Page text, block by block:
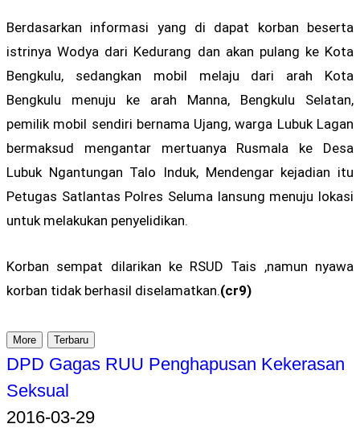
Berdasarkan informasi yang di dapat korban beserta
istrinya Wodya dari Kedurang dan akan pulang ke Kota
Bengkulu, sedangkan mobil melaju dari arah Kota
Bengkulu menuju ke arah Manna, Bengkulu Selatan,
pemilik mobil sendiri bernama Ujang, warga Lubuk Lagan
bermaksud mengantar mertuanya Rusmala ke Desa
Lubuk Ngantungan Talo Induk, Mendengar kejadian itu
Petugas Satlantas Polres Seluma lansung menuju lokasi
untuk melakukan penyelidikan.
Korban sempat dilarikan ke RSUD Tais ,namun nyawa
korban tidak berhasil diselamatkan.(cr9)
More Terbaru
DPD Gagas RUU Penghapusan Kekerasan
Seksual
2016-03-29